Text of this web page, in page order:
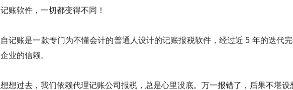
记账软件，一切都变得不同！
自记账是一款专门为不懂会计的普通人设计的记账报税软件，经过近 5 年的迭代
企业的信赖。
想想过去，我们依赖代理记账公司报税，总是心里没底。万一报错了，后果不堪设